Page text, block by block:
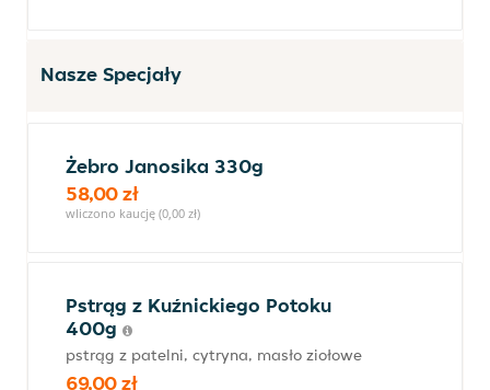
Nasze Specjały
Żebro Janosika 330g
58,00 zł
wliczono kaucję (0,00 zł)
Pstrąg z Kuźnickiego Potoku
400g
pstrąg z patelni, cytryna, masło ziołowe
69,00 zł